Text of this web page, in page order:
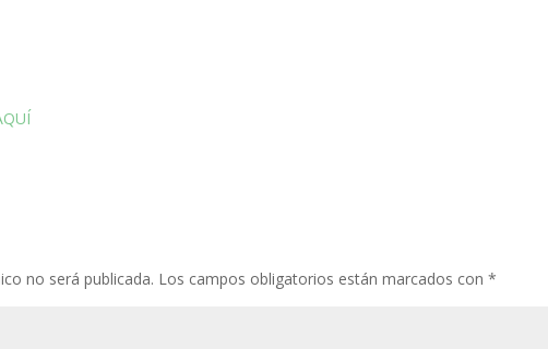
no será publicada. Los campos obligatorios están marcados con*